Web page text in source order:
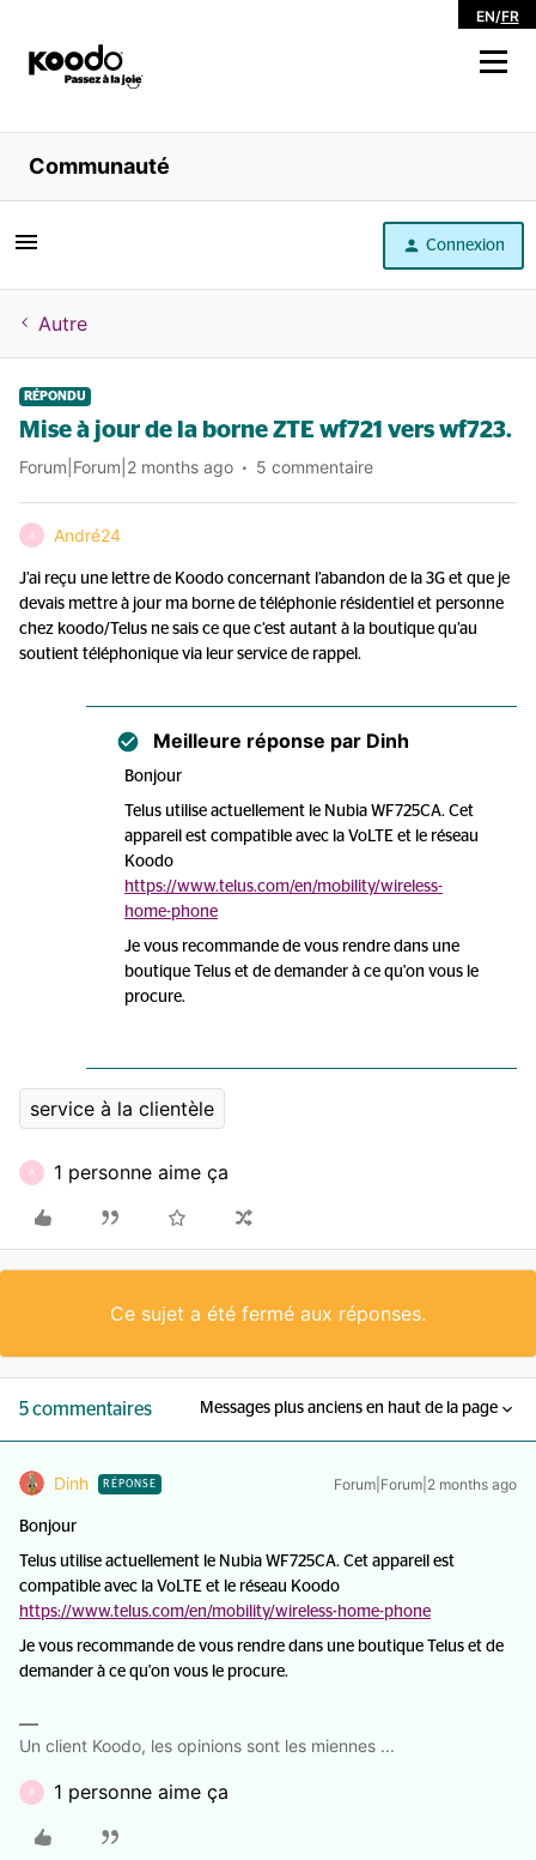
EN/FR
Magasiner
Libre service
Aide
Communauté
Connexion
Autre
RÉPONDU
Mise à jour de la borne ZTE wf721 vers wf723.
Forum|Forum|2 months ago 5 commentaire
A André24
J’ai reçu une lettre de Koodo concernant l’abandon de la 3G et que je
devais mettre à jour ma borne de téléphonie résidentiel et personne
chez koodo/Telus ne sais ce que c’est autant à la boutique qu’au
soutient téléphonique via leur service de rappel.
Meilleure réponse par Dinh
Bonjour
Telus utilise actuellement le Nubia WF725CA. Cet
appareil est compatible avec la VoLTE et le réseau
Koodo
https://www.telus.com/en/mobility/wireless-
home-phone
Je vous recommande de vous rendre dans une
boutique Telus et de demander à ce qu'on vous le
procure.
service à la clientèle
A 1 personne aime ça
Ce sujet a été fermé aux réponses.
5 commentaires Messages plus anciens en haut de la page
Dinh RÉPONSE Forum|Forum|2 months ago
Bonjour
Telus utilise actuellement le Nubia WF725CA. Cet appareil est
compatible avec la VoLTE et le réseau Koodo
https://www.telus.com/en/mobility/wireless-home-phone
Je vous recommande de vous rendre dans une boutique Telus et de
demander à ce qu'on vous le procure.
Un client Koodo, les opinions sont les miennes ...
A 1 personne aime ça